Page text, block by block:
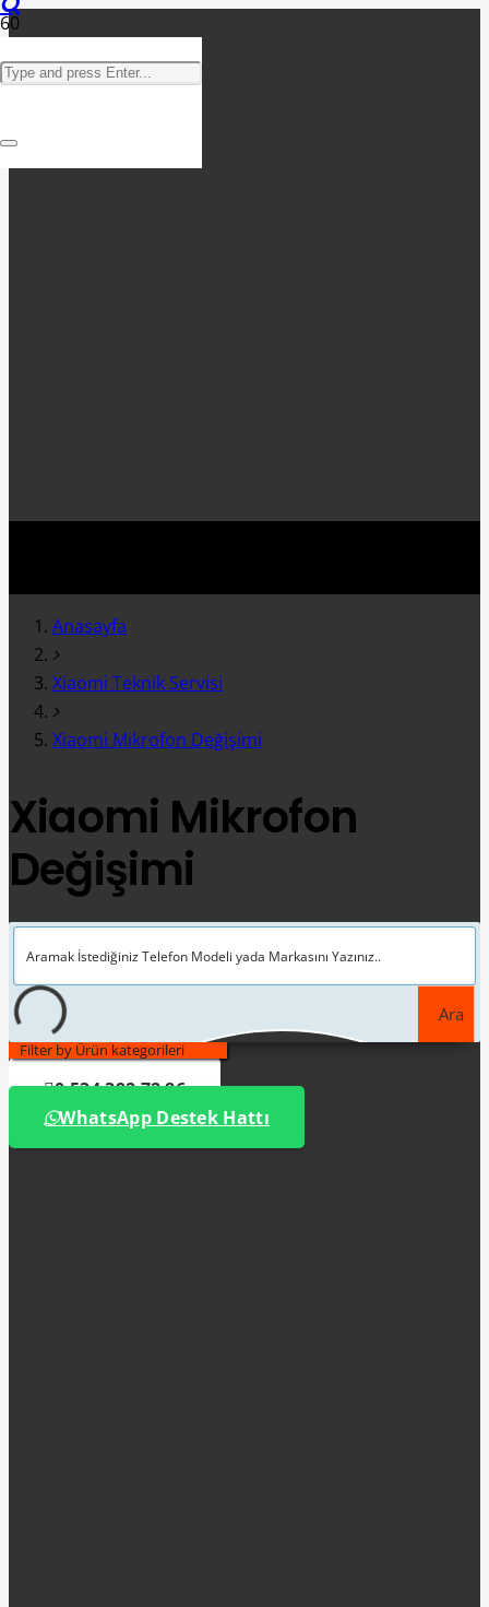
Anasayfa
Xiaomi Teknik Servisi
Xiaomi Mikrofon Değişimi
Xiaomi Mikrofon
Değişimi
Ara
Filter by Ürün kategorileri
0 534 392 72 86
WhatsApp Destek Hattı